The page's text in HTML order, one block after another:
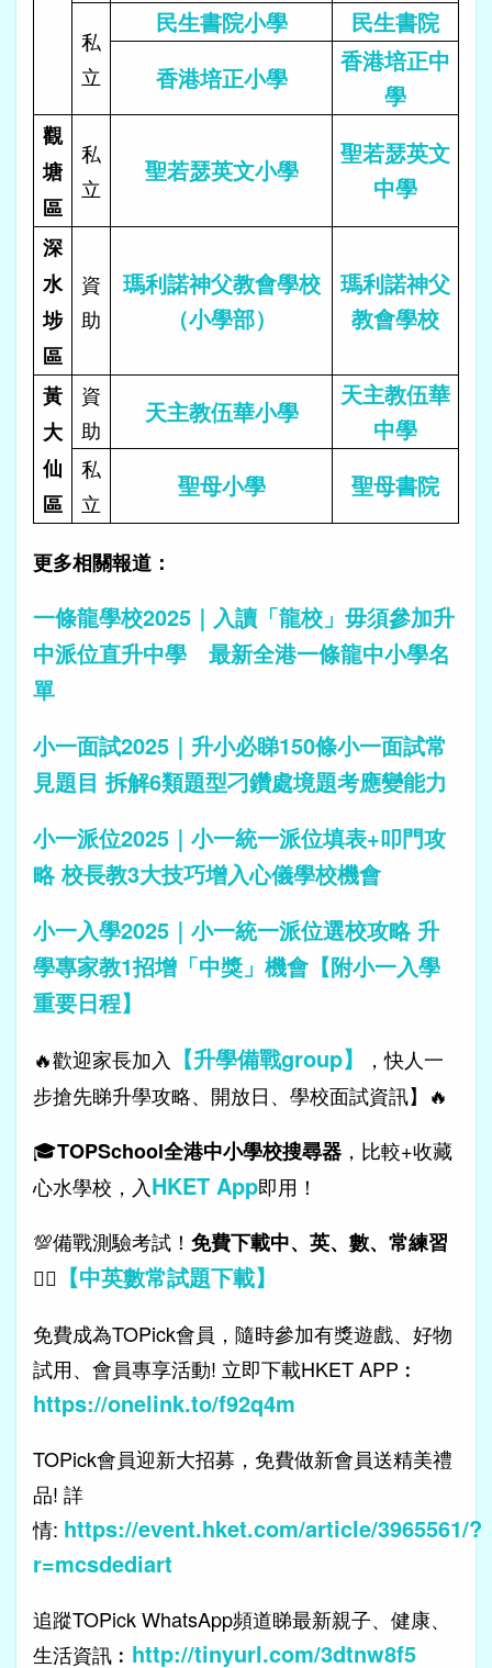
私
立
民生書院小學
民生書院
香港培正小學
香港培正中
學
觀
塘
區
私
立
聖若瑟英文小學
聖若瑟英文
中學
深
水
埗
區
資
助
瑪利諾神父教會學校
（小學部）
瑪利諾神父
教會學校
黃
大
仙
區
資
助
天主教伍華小學
天主教伍華
中學
私
立
聖母小學 聖母書院
更多相關報道：
一條龍學校2025｜入讀「龍校」毋須參加升
中派位直升中學 最新全港一條龍中小學名
單
小一面試2025｜升小必睇150條小一面試常
見題目 拆解6類題型刁鑽處境題考應變能力
小一派位2025｜小一統一派位填表+叩門攻
略 校長教3大技巧增入心儀學校機會
小一入學2025｜小一統一派位選校攻略 升
學專家教1招增「中獎」機會【附小一入學
重要日程】
🔥歡迎家長加入 【升學備戰group】
，快人一
步搶先睇升學攻略、開放日、學校面試資訊】🔥
🎓TOPSchool全港中小學校搜尋器 ，比較+收藏
心水學校，入HKET App即用！
💯備戰測驗考試！ 免費下載中、英、數、常練習
👉🏻 【中英數常試題下載】
免費成為TOPick會員，隨時參加有獎遊戲、好物
試用、會員專享活動! 立即下載HKET APP︰
https://onelink.to/f92q4m
TOPick會員迎新大招募，免費做新會員送精美禮
品! 詳
情: https://event.hket.com/article/3965561/?
r=mcsdediart
追蹤TOPick WhatsApp頻道睇最新親子、健康、
生活資訊︰ http://tinyurl.com/3dtnw8f5